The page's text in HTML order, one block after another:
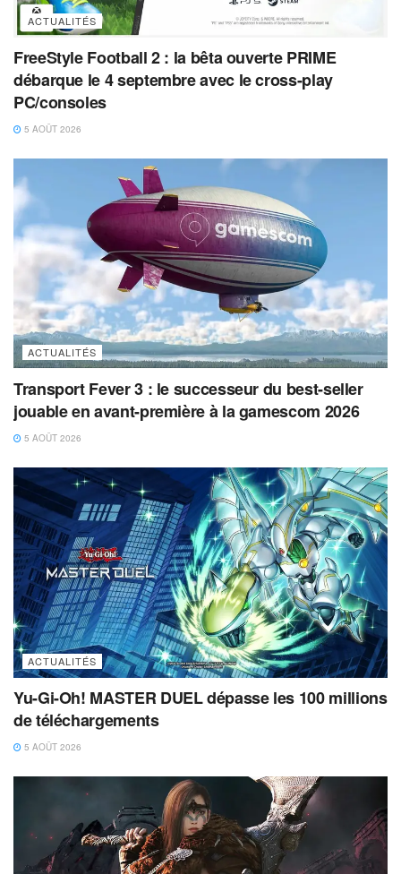
ACTUALITÉS
FreeStyle Football 2 : la bêta ouverte PRIME
débarque le 4 septembre avec le cross-play
PC/consoles
5 AOÛT 2026
ACTUALITÉS
Transport Fever 3 : le successeur du best-seller
jouable en avant-première à la gamescom 2026
5 AOÛT 2026
ACTUALITÉS
Yu-Gi-Oh! MASTER DUEL dépasse les 100 millions
de téléchargements
5 AOÛT 2026